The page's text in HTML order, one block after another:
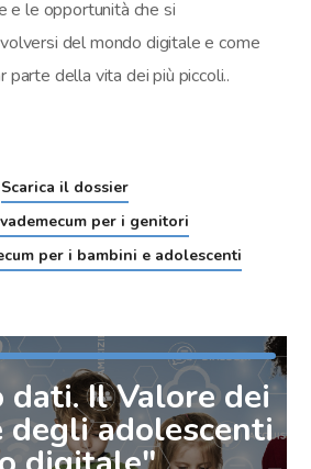
e le opportunità che si
del mondo digitale e come
parte della vita dei più piccoli..
Scarica il dossier
per i genitori
per i bambini e adolescenti
dati. Il Valore dei
degli adolescenti